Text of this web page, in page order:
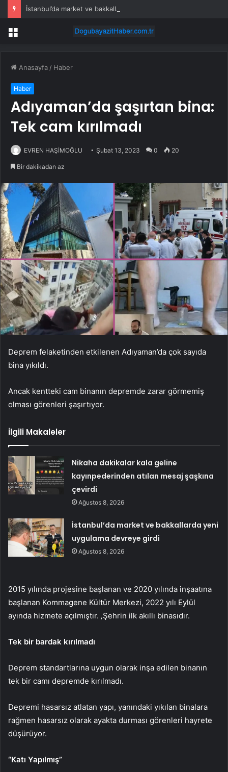
Menü
Anasayfa / Haber
Haber
Adıyaman’da şaşırtan bina:
Tek cam kırılmadı
EVREN HAŞİMOĞLU Şubat 13, 2023 0 20
Bir dakikadan az
Deprem felaketinden etkilenen Adıyaman’da çok sayıda
bina yıkıldı.
Ancak kentteki cam binanın depremde zarar görmemiş
olması görenleri şaşırtıyor.
İlgili Makaleler
Nikaha dakikalar kala geline
kayınpederinden atılan mesaj şaşkına
çevirdi
Ağustos 8, 2026
İstanbul’da market ve bakkallarda yeni
uygulama devreye girdi
Ağustos 8, 2026
2015 yılında projesine başlanan ve 2020 yılında inşaatına
başlanan Kommagene Kültür Merkezi, 2022 yılı Eylül
ayında hizmete açılmıştır. ,Şehrin ilk akıllı binasıdır.
Tek bir bardak kırılmadı
Deprem standartlarına uygun olarak inşa edilen binanın
tek bir camı depremde kırılmadı.
Depremi hasarsız atlatan yapı, yanındaki yıkılan binalara
rağmen hasarsız olarak ayakta durması görenleri hayrete
düşürüyor.
“Katı Yapılmış”